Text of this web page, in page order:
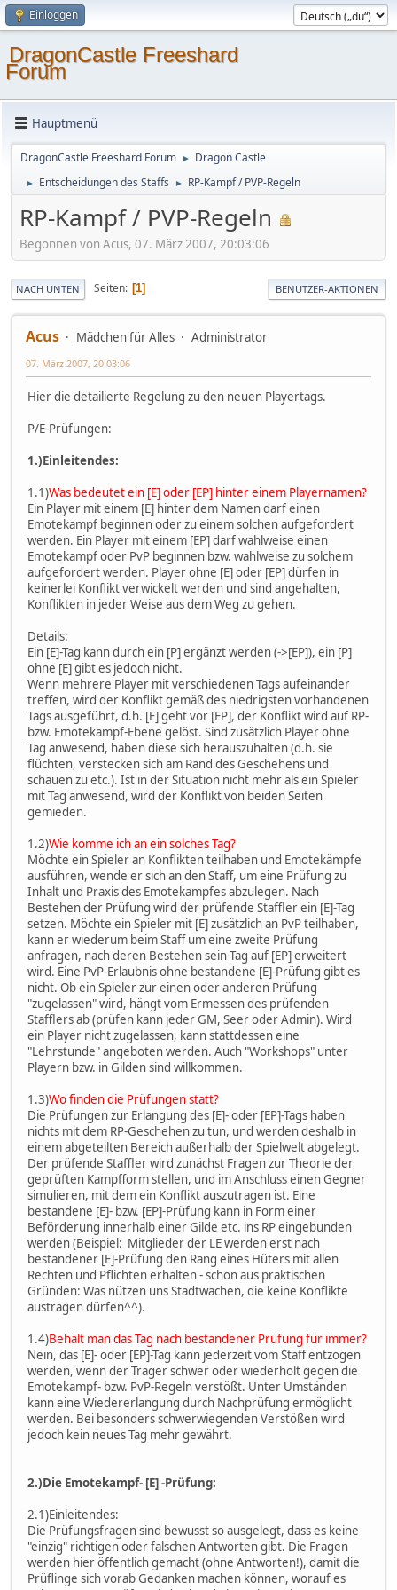
Einloggen
DragonCastle Freeshard
Forum
Hauptmenü
DragonCastle Freeshard Forum ► Dragon Castle
► Entscheidungen des Staffs ► RP-Kampf / PVP-Regeln
RP-Kampf / PVP-Regeln
Begonnen von Acus, 07. März 2007, 20:03:06
NACH UNTEN Seiten 1 BENUTZER-AKTIONEN
Acus Mädchen für Alles Administrator
07. März 2007, 20:03:06
Hier die detailierte Regelung zu den neuen Playertags.
P/E-Prüfungen:
1.)Einleitendes:
1.1)Was bedeutet ein [E] oder [EP] hinter einem Playernamen?
Ein Player mit einem [E] hinter dem Namen darf einen
Emotekampf beginnen oder zu einem solchen aufgefordert
werden. Ein Player mit einem [EP] darf wahlweise einen
Emotekampf oder PvP beginnen bzw. wahlweise zu solchem
aufgefordert werden. Player ohne [E] oder [EP] dürfen in
keinerlei Konflikt verwickelt werden und sind angehalten,
Konflikten in jeder Weise aus dem Weg zu gehen.
Details:
Ein [E]-Tag kann durch ein [P] ergänzt werden (->[EP]), ein [P]
ohne [E] gibt es jedoch nicht.
Wenn mehrere Player mit verschiedenen Tags aufeinander
treffen, wird der Konflikt gemäß des niedrigsten vorhandenen
Tags ausgeführt, d.h. [E] geht vor [EP], der Konflikt wird auf RP-
bzw. Emotekampf-Ebene gelöst. Sind zusätzlich Player ohne
Tag anwesend, haben diese sich herauszuhalten (d.h. sie
flüchten, verstecken sich am Rand des Geschehens und
schauen zu etc.). Ist in der Situation nicht mehr als ein Spieler
mit Tag anwesend, wird der Konflikt von beiden Seiten
gemieden.
1.2)Wie komme ich an ein solches Tag?
Möchte ein Spieler an Konflikten teilhaben und Emotekämpfe
ausführen, wende er sich an den Staff, um eine Prüfung zu
Inhalt und Praxis des Emotekampfes abzulegen. Nach
Bestehen der Prüfung wird der prüfende Staffler ein [E]-Tag
setzen. Möchte ein Spieler mit [E] zusätzlich an PvP teilhaben,
kann er wiederum beim Staff um eine zweite Prüfung
anfragen, nach deren Bestehen sein Tag auf [EP] erweitert
wird. Eine PvP-Erlaubnis ohne bestandene [E]-Prüfung gibt es
nicht. Ob ein Spieler zur einen oder anderen Prüfung
"zugelassen" wird, hängt vom Ermessen des prüfenden
Stafflers ab (prüfen kann jeder GM, Seer oder Admin). Wird
ein Player nicht zugelassen, kann stattdessen eine
"Lehrstunde" angeboten werden. Auch "Workshops" unter
Playern bzw. in Gilden sind willkommen.
1.3)Wo finden die Prüfungen statt?
Die Prüfungen zur Erlangung des [E]- oder [EP]-Tags haben
nichts mit dem RP-Geschehen zu tun, und werden deshalb in
einem abgeteilten Bereich außerhalb der Spielwelt abgelegt.
Der prüfende Staffler wird zunächst Fragen zur Theorie der
geprüften Kampfform stellen, und im Anschluss einen Gegner
simulieren, mit dem ein Konflikt auszutragen ist. Eine
bestandene [E]- bzw. [EP]-Prüfung kann in Form einer
Beförderung innerhalb einer Gilde etc. ins RP eingebunden
werden (Beispiel: Mitglieder der LE werden erst nach
bestandener [E]-Prüfung den Rang eines Hüters mit allen
Rechten und Pflichten erhalten - schon aus praktischen
Gründen: Was nützen uns Stadtwachen, die keine Konflikte
austragen dürfen^^).
1.4)Behält man das Tag nach bestandener Prüfung für immer?
Nein, das [E]- oder [EP]-Tag kann jederzeit vom Staff entzogen
werden, wenn der Träger schwer oder wiederholt gegen die
Emotekampf- bzw. PvP-Regeln verstößt. Unter Umständen
kann eine Wiedererlangung durch Nachprüfung ermöglicht
werden. Bei besonders schwerwiegenden Verstößen wird
jedoch kein neues Tag mehr gewährt.
2.)Die Emotekampf- [E] -Prüfung:
2.1)Einleitendes:
Die Prüfungsfragen sind bewusst so ausgelegt, dass es keine
"einzig" richtigen oder falschen Antworten gibt. Die Fragen
werden hier öffentlich gemacht (ohne Antworten!), damit die
Prüflinge sich vorab Gedanken machen können, worauf es